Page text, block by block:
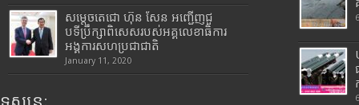
សម្តេចតេជោ ហ៊ុន សែន អញ្ជើញជួ
បទីប្រឹក្សាពិសេសរបស់អគ្គលេខាធិការ
អង្គការសហប្រជាជាតិ
January 11, 2020